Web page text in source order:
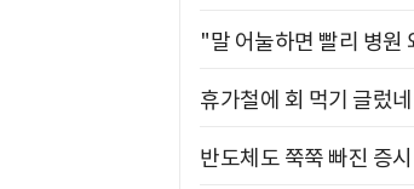
"말 어눌하면 빨리 병원
휴가철에 회 먹기 글렀
반도체도 쭉쭉 빠진 증